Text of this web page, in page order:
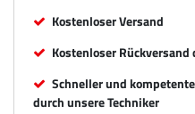
Kostenloser Versand
Kostenloser
Schneller und
durch unsere Techniker